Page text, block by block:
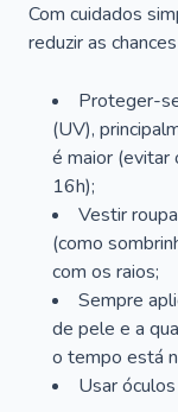
Com cuidados
reduzir as
Proteger-
(UV),
é maior (evitar
16h);
Vestir
(como
com os raios;
Sempre
de pele e a
o tempo está
Usar